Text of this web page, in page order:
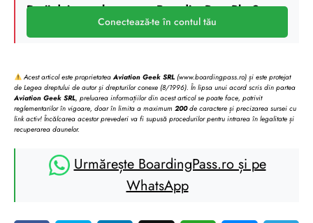
Deții deja un abonament BoardingPass Plus?
Conectează-te în contul tău
Acest articol este proprietateaAviation Geek SRL (www.boardingpass.ro) și este protejat
de Legea dreptului de autor și drepturilor conexe (8/1996). În lipsa unui acord scris din partea
Aviation Geek SRL, preluarea informațiilor din acest articol se poate face, potrivit
reglementarilor în vigoare, doar în limita a maximum 200de caractere și precizarea sursei cu
link activ! Încălcarea acestor prevederi va fi supusă procedurilor pentru intrarea în legalitate și
recuperarea daunelor.
Urmărește BoardingPass.ro și pe
WhatsApp